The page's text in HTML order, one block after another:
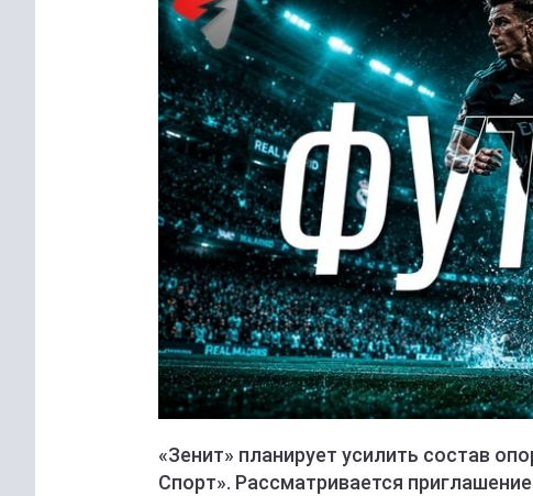
«Зенит» планирует усилить состав
Спорт». Рассматривается